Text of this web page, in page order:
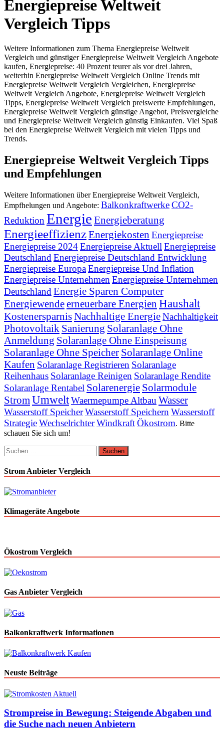
Energiepreise Weltweit
Vergleich Tipps
Weitere Informationen zum Thema Energiepreise Weltweit
Vergleich und günstiger Energiepreise Weltweit Vergleich Angebote
kaufen, Energiepreise: 40 Prozent teurer als vor drei Jahren,
weiterhin Energiepreise Weltweit Vergleich Online Trends mit
Energiepreise Weltweit Vergleich Vergleichen, Energiepreise
Weltweit Vergleich Angebote, Energiepreise Weltweit Vergleich
Tipps, Energiepreise Weltweit Vergleich preiswerte Empfehlungen,
Energiepreise Weltweit Vergleich günstige Angebot, Preisvergleiche
und Energiepreise Weltweit Vergleich günstig Einkaufen. Viel Spaß
bei den Energiepreise Weltweit Vergleich mit vielen Tipps und
Trends.
Energiepreise Weltweit Vergleich Tipps
und Empfehlungen
Weitere Informationen über Energiepreise Weltweit Vergleich,
Empfhelungen und Angebote: BalkonkraftwerkeCO2-
Reduktion Energie Energieberatung
EnergieeffizienzEnergiekosten Energiepreise
Energiepreise 2024Energiepreise Aktuell Energiepreise
Deutschland Energiepreise Deutschland Entwicklung
Energiepreise EuropaEnergiepreise Und Inflation
Energiepreise Unternehmen Energiepreise Unternehmen
Deutschland Energie Sparen Computer
Energiewendeerneuerbare Energien Haushalt
KostenersparnisNachhaltige EnergieNachhaltigkeit
Photovoltaik Sanierung Solaranlage Ohne
Anmeldung Solaranlage Ohne Einspeisung
Solaranlage Ohne Speicher Solaranlage Online
Kaufen Solaranlage Registrieren Solaranlage
Reihenhaus Solaranlage Reinigen Solaranlage Rendite
Solaranlage Rentabel Solarenergie Solarmodule
Strom UmweltWaermepumpe Altbau Wasser
Wasserstoff SpeicherWasserstoff Speichern Wasserstoff
StrategieWechselrichterWindkraftÖkostrom. Bitte
schauen Sie sich um!
Suchen
nach:
Strom Anbieter Vergleich
Klimageräte Angebote
Ökostrom Vergleich
Gas Anbieter Vergleich
Balkonkraftwerk Informationen
Neuste Beiträge
Strompreise in Bewegung: Steigende Abgaben und
die Suche nach neuen Anbietern